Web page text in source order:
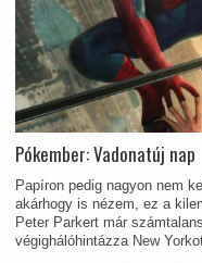
Pókember: Vadonatúj nap
Papíron pedig nagyon nem
akárhogy is nézem, ez a
Peter Parkert már
végighálóhintázza New